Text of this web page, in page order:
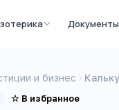
Документы
и бизнес
☆ В избранное